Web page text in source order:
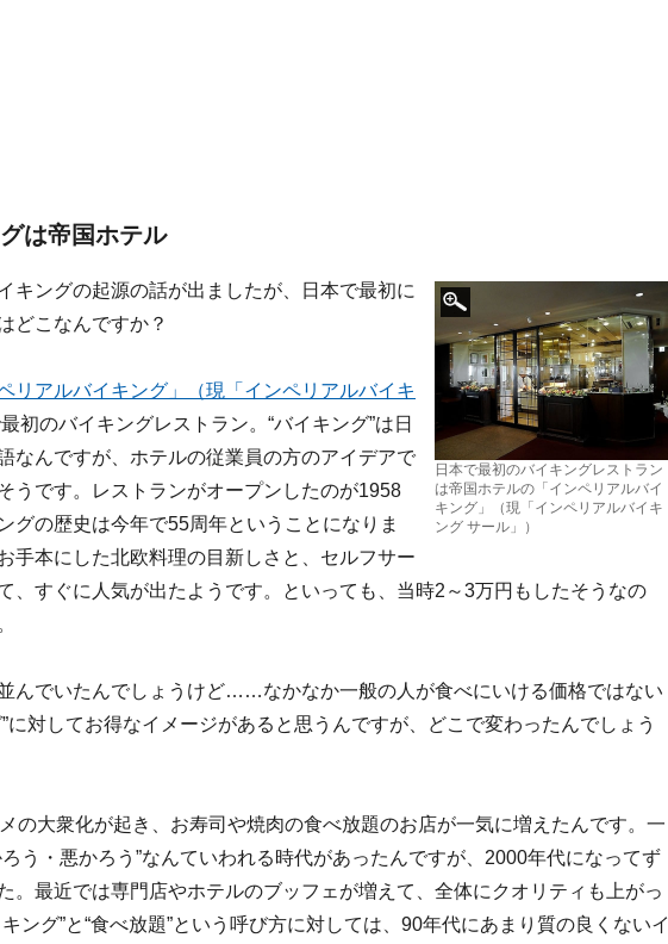
は帝国ホテル
日本で最初のバイキングレストラン
は帝国ホテルの「インペリアルバイ
キング」（現「インペリアルバイキ
ング サール」）
ングの起源の話が出ましたが、日本で最初に
どこなんですか？
ペリアルバイキング」（現「インペリアルバイキ
初のバイキングレストラン。“バイキング”は日
なんですが、ホテルの従業員の方のアイデアで
うです。レストランがオープンしたのが1958
グの歴史は今年で55周年ということになりま
手本にした北欧料理の目新しさと、セルフサー
、すぐに人気が出たようです。といっても、当時2～3万円もしたそうなの
んでいたんでしょうけど……なかなか一般の人が食べにいける価格ではない
に対してお得なイメージがあると思うんですが、どこで変わったんでしょう
の大衆化が起き、お寿司や焼肉の食べ放題のお店が一気に増えたんです。一
う・悪かろう”なんていわれる時代があったんですが、2000年代になってず
。最近では専門店やホテルのブッフェが増えて、全体にクオリティも上がっ
ング”と“食べ放題”という呼び方に対しては、90年代にあまり質の良くないイ